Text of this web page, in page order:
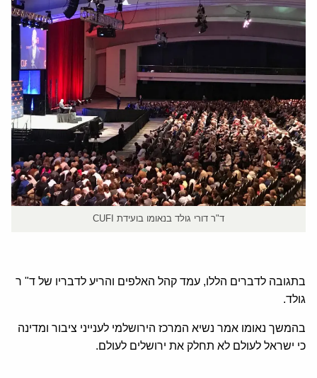
ד"ר דורי גולד בנאומו בועידת CUFI
בתגובה לדברים הללו, עמד קהל האלפים והריע לדבריו של ד" ר
גולד.
בהמשך נאומו אמר נשיא המרכז הירושלמי לענייני ציבור ומדינה
כי ישראל לעולם לא תחלק את ירושלים לעולם.